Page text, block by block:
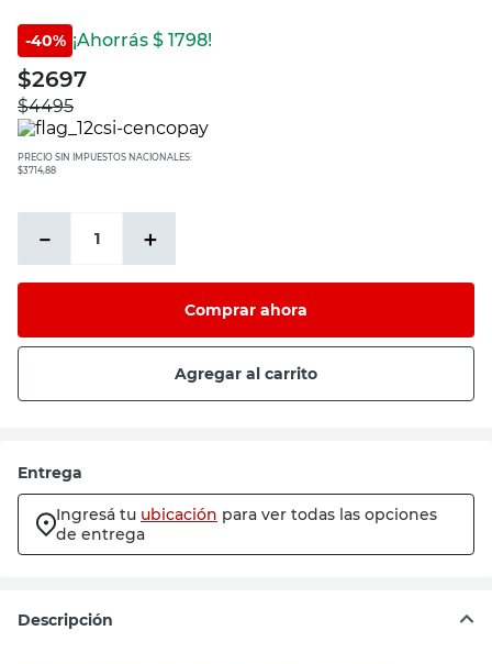
-40% ¡Ahorrás $ 1798!
$2697
$4495
PRECIO SIN IMPUESTOS NACIONALES:
$3714,88
＋
－
Comprar ahora
Agregar al carrito
Entrega
Ingresá tu ubicación para ver todas las opciones
de entrega
Descripción